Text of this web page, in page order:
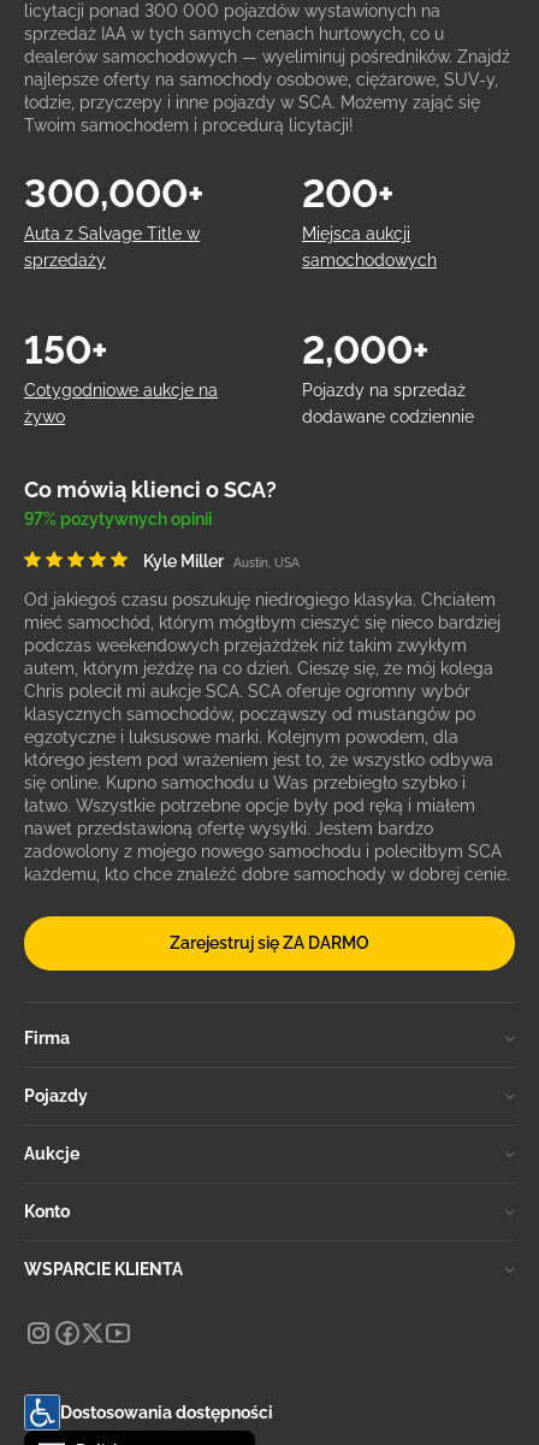
licytacji ponad 300 000 pojazdów wystawionych na
sprzedaż IAA w tych samych cenach hurtowych, co u
dealerów samochodowych — wyeliminuj pośredników. Znajdź
najlepsze oferty na samochody osobowe, ciężarowe, SUV-y,
łodzie, przyczepy i inne pojazdy w SCA. Możemy zająć się
Twoim samochodem i procedurą licytacji!
Auta z Salvage Title w
sprzedaży
300,000+
Miejsca aukcji
samochodowych
200+
Cotygodniowe aukcje na
żywo
150+
Pojazdy na sprzedaż
dodawane codziennie
2,000+
Co mówią klienci o SCA?
97% pozytywnych opinii
Kyle Miller Austin, USA
Od jakiegoś czasu poszukuję niedrogiego klasyka. Chciałem
mieć samochód, którym mógłbym cieszyć się nieco bardziej
podczas weekendowych przejażdżek niż takim zwykłym
autem, którym jeżdżę na co dzień. Cieszę się, że mój kolega
Chris polecił mi aukcje SCA. SCA oferuje ogromny wybór
klasycznych samochodów, począwszy od mustangów po
egzotyczne i luksusowe marki. Kolejnym powodem, dla
którego jestem pod wrażeniem jest to, że wszystko odbywa
się online. Kupno samochodu u Was przebiegło szybko i
łatwo. Wszystkie potrzebne opcje były pod ręką i miałem
nawet przedstawioną ofertę wysyłki. Jestem bardzo
zadowolony z mojego nowego samochodu i poleciłbym SCA
każdemu, kto chce znaleźć dobre samochody w dobrej cenie.
Zarejestruj się ZA DARMO
Firma
Pojazdy
Aukcje
Konto
WSPARCIE KLIENTA
Dostosowania dostępności